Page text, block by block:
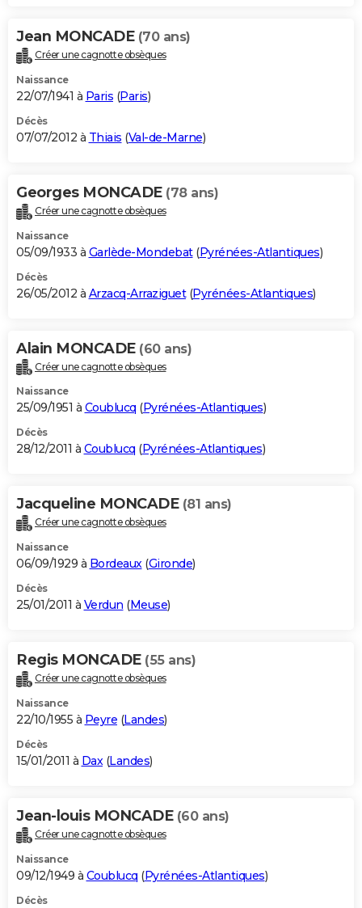
Jean MONCADE (70 ans)
Créer une cagnotte obsèques
Naissance
22/07/1941 à Paris (Paris)
Décès
07/07/2012 à Thiais (Val-de-Marne)
Georges MONCADE (78 ans)
Créer une cagnotte obsèques
Naissance
05/09/1933 à Garlède-Mondebat(Pyrénées-Atlantiques)
Décès
26/05/2012 à Arzacq-Arraziguet(Pyrénées-Atlantiques)
Alain MONCADE (60 ans)
Créer une cagnotte obsèques
Naissance
25/09/1951 à Coublucq (Pyrénées-Atlantiques)
Décès
28/12/2011 à Coublucq (Pyrénées-Atlantiques)
Jacqueline MONCADE (81 ans)
Créer une cagnotte obsèques
Naissance
06/09/1929 à Bordeaux(Gironde)
Décès
25/01/2011 à Verdun (Meuse)
Regis MONCADE (55 ans)
Créer une cagnotte obsèques
Naissance
22/10/1955 à Peyre (Landes)
Décès
15/01/2011 à Dax(Landes)
Jean-louis MONCADE (60 ans)
Créer une cagnotte obsèques
Naissance
09/12/1949 à Coublucq (Pyrénées-Atlantiques)
Décès